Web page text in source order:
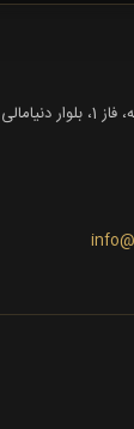
تهران، شهرک اندیشه،